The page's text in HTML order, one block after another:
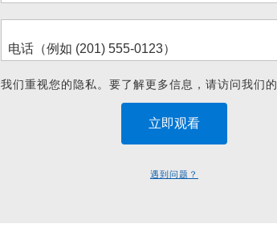
我们重视您的隐私。要了解更多信息，请访问我们的
遇到问题？